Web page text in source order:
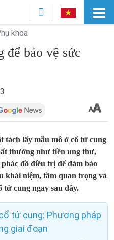
khoa
để bảo vệ sức
tách lấy mẫu mô ở cổ tử cung
thường như tiền ung thư,
đồ điều trị để đảm bảo
khái niệm, tầm quan trọng và
cung ngay sau đây.
tử cung: Phương pháp
giai đoạn